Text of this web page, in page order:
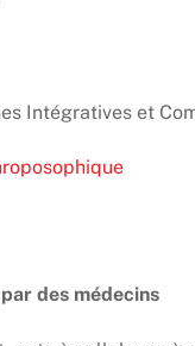
Intégratives et
des médecins